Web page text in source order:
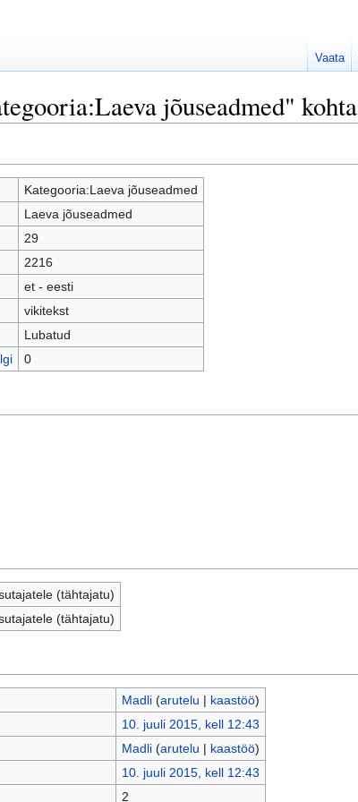
jõuseadmed" kohta
Kategooria:Laeva jõuseadmed
Laeva jõuseadmed
29
2216
et - eesti
vikitekst
Lubatud
0
(tähtajatu)
(tähtajatu)
Madli (arutelu | kaastöö)
10. juuli 2015, kell 12:43
Madli (arutelu | kaastöö)
10. juuli 2015, kell 12:43
2
Vaata